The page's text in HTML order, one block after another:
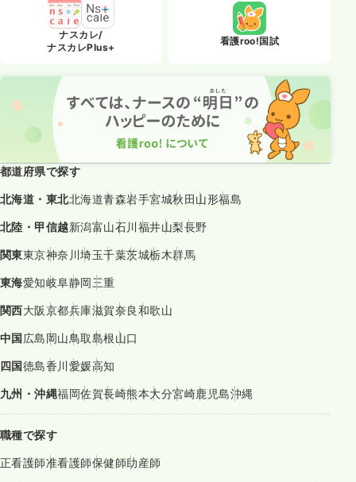
ナスカレ/
ナスカレPlus+
看護roo!国試
都道府県で探す
北海道・東北北海道青森岩手宮城秋田山形福島
北陸・甲信越新潟富山石川福井山梨長野
関東東京神奈川埼玉千葉茨城栃木群馬
東海愛知岐阜静岡三重
関西大阪京都兵庫滋賀奈良和歌山
中国広島岡山鳥取島根山口
四国徳島香川愛媛高知
九州・沖縄福岡佐賀長崎熊本大分宮崎鹿児島沖縄
職種で探す
正看護師准看護師保健師助産師